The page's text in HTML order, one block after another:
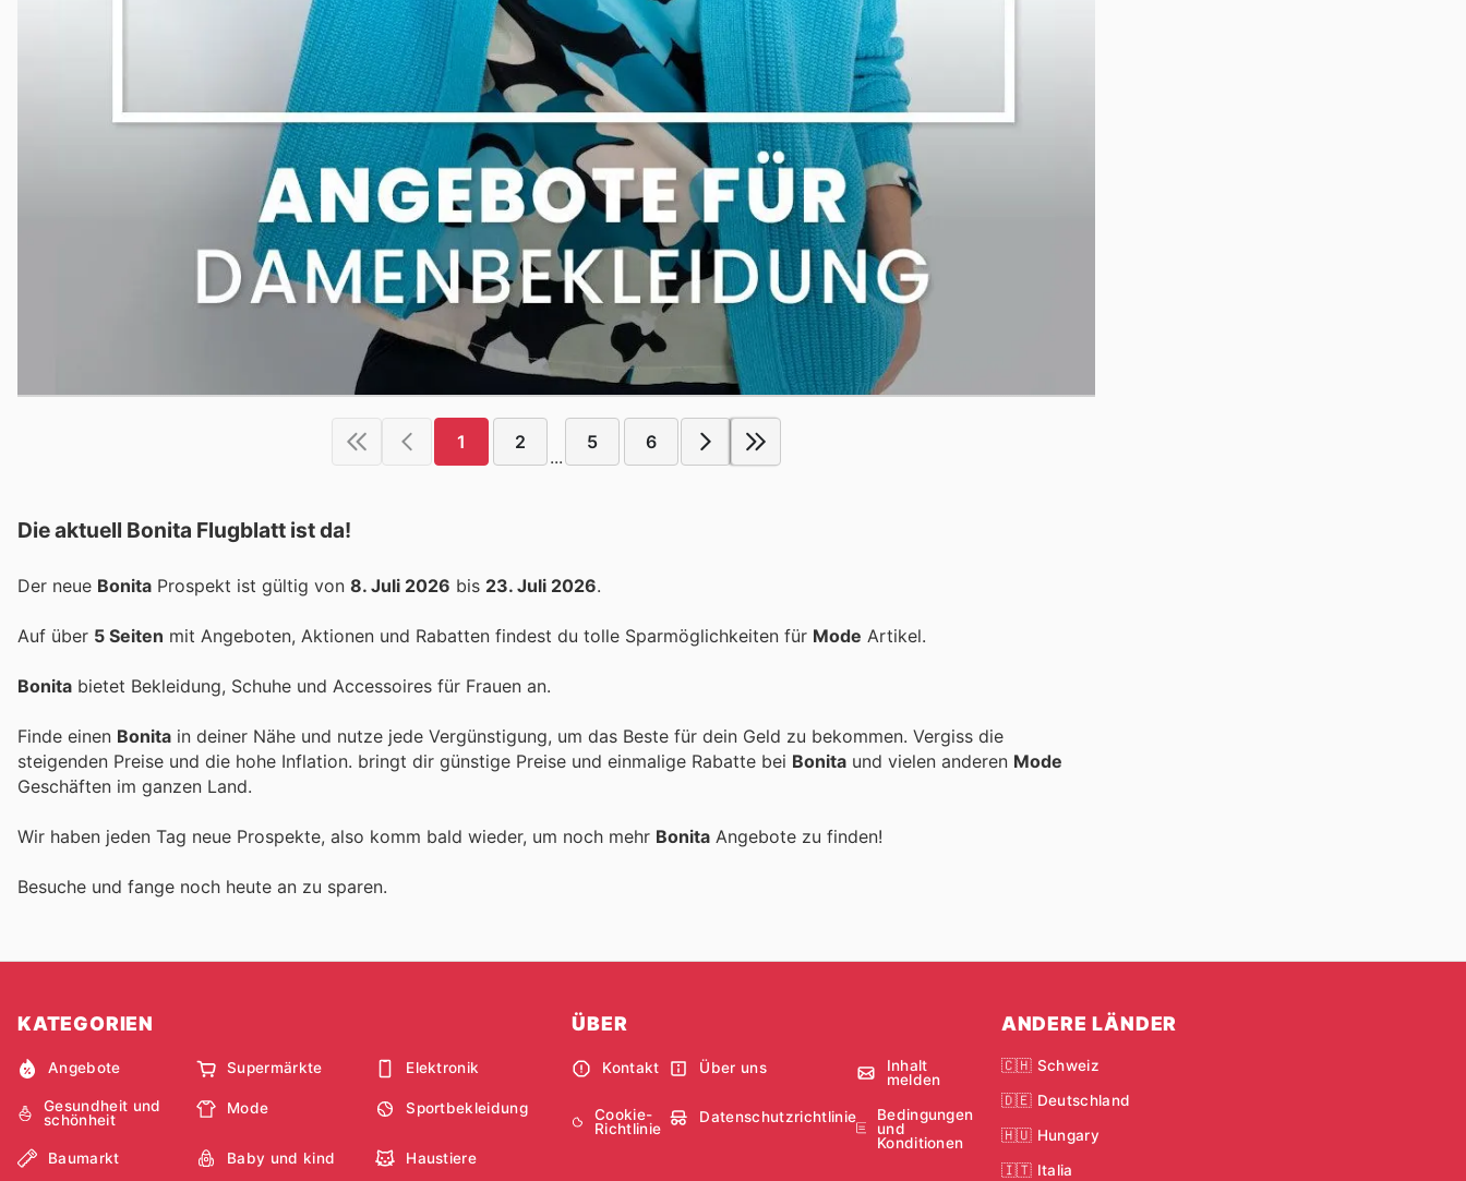
1 2
...
5 6
Die aktuell Bonita Flugblatt ist da!
Der neue Bonita Prospekt ist gültig von 8. Juli 2026 bis 23. Juli 2026.
Auf über 5 Seiten mit Angeboten, Aktionen und Rabatten findest du tolle Sparmöglichkeiten für Mode Artikel.
Bonita bietet Bekleidung, Schuhe und Accessoires für Frauen an.
Finde einen Bonita in deiner Nähe und nutze jede Vergünstigung, um das Beste für dein Geld zu bekommen. Vergiss die
steigenden Preise und die hohe Inflation. bringt dir günstige Preise und einmalige Rabatte bei Bonita und vielen anderen Mode
Geschäften im ganzen Land.
Wir haben jeden Tag neue Prospekte, also komm bald wieder, um noch mehr Bonita Angebote zu finden!
Besuche und fange noch heute an zu sparen.
KATEGORIEN
Angebote Supermärkte Elektronik
Gesundheit und
schönheit
Mode Sportbekleidung
Baumarkt Baby und kind Haustiere
ÜBER
Kontakt Über uns
Inhalt
melden
Cookie-
Richtlinie
Datenschutzrichtlinie
Bedingungen
und
Konditionen
ANDERE LÄNDER
🇨🇭 Schweiz
🇩🇪 Deutschland
🇭🇺 Hungary
🇮🇹 Italia